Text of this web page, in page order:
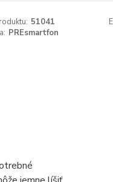
51041
PREsmartfon